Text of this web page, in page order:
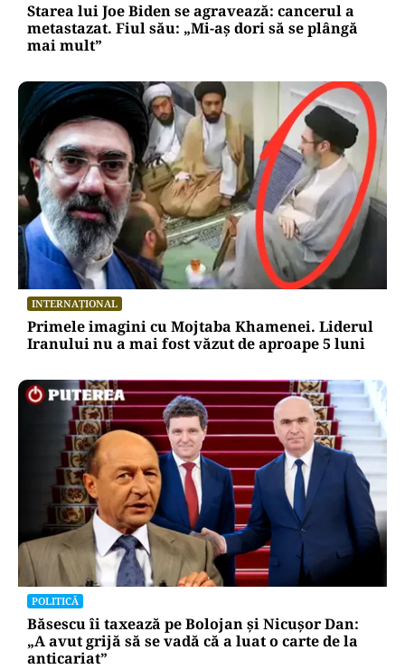
Starea lui Joe Biden se agravează: cancerul a
metastazat. Fiul său: „Mi-aș dori să se plângă
mai mult”
INTERNAȚIONAL
Primele imagini cu Mojtaba Khamenei. Liderul
Iranului nu a mai fost văzut de aproape 5 luni
POLITICĂ
Băsescu îi taxează pe Bolojan și Nicușor Dan:
„A avut grijă să se vadă că a luat o carte de la
anticariat”